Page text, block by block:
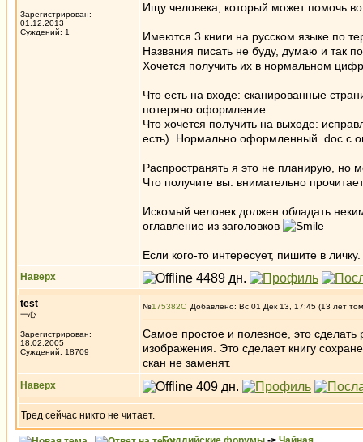
Зарегистрирован:
01.12.2013
Суждений: 1
Ищу человека, который может помочь
Имеются 3 книги на русском языке по
Названия писать не буду, думаю и так
Хочется получить их в нормальном
Что есть на входе: сканированные
потеряно оформление.
Что хочется получить на выходе:
есть). Нормально оформленный .doc с
Распространять я это не планирую, но
Что получите вы: внимательно
Искомый человек должен обладать
оглавление из заголовков
Если кого-то интересует, пишите в личку.
Наверх
test
一心
Зарегистрирован:
18.02.2005
Суждений: 18709
№175382 Добавлено: Вс 01 Дек 13, 17:45 (13 лет
Самое простое и полезное, это
изображения. Это сделает книгу
скан не заменят.
Наверх
Тред сейчас никто не читает.